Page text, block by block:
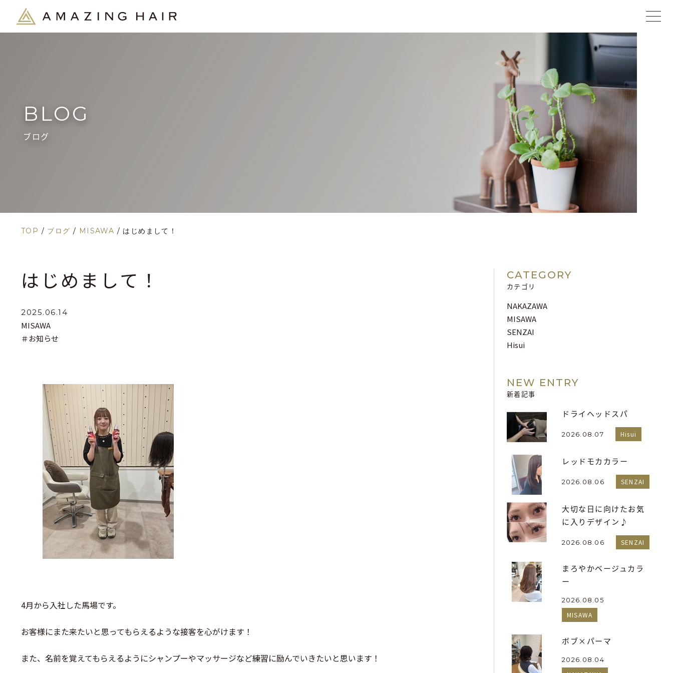
BLOG
ブログ
TOP / ブログ / MISAWA / はじめまして！
はじめまして！
2025.06.14
MISAWA
＃お知らせ
4月から入社した馬場です。
お客様にまた来たいと思ってもらえるような接客を心がけます！
また、名前を覚えてもらえるようにシャンプーやマッサージなど練習に励んでいきたいと思います！
CATEGORY
カテゴリ
NAKAZAWA
MISAWA
SENZAI
Hisui
NEW ENTRY
新着記事
ドライヘッドスパ
2026.08.07 Hisui
レッドモカカラー
2026.08.06 SENZAI
大切な日に向けたお気
に入りデザイン♪
2026.08.06 SENZAI
まろやかベージュカラ
ー
2026.08.05
MISAWA
ボブ×パーマ
2026.08.04